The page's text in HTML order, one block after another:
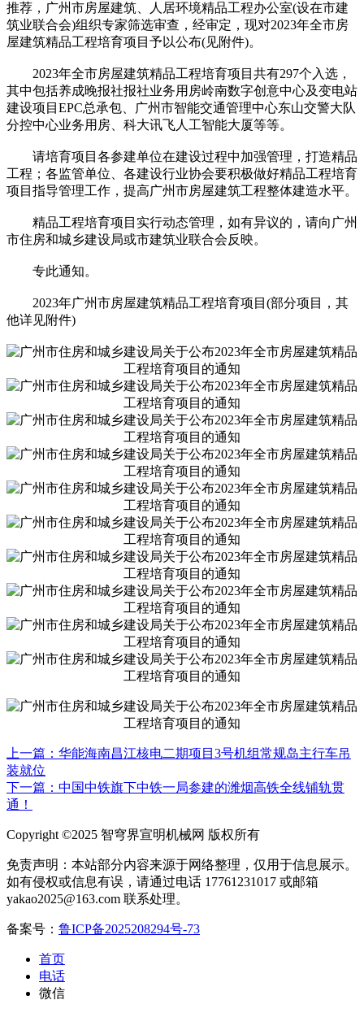
推荐，广州市房屋建筑、人居环境精品工程办公室(设在市建
筑业联合会)组织专家筛选审查，经审定，现对2023年全市房
屋建筑精品工程培育项目予以公布(见附件)。
2023年全市房屋建筑精品工程培育项目共有297个入选，
其中包括养成晚报社报社业务用房岭南数字创意中心及变电站
建设项目EPC总承包、广州市智能交通管理中心东山交警大队
分控中心业务用房、科大讯飞人工智能大厦等等。
请培育项目各参建单位在建设过程中加强管理，打造精品
工程；各监管单位、各建设行业协会要积极做好精品工程培育
项目指导管理工作，提高广州市房屋建筑工程整体建造水平。
精品工程培育项目实行动态管理，如有异议的，请向广州
市住房和城乡建设局或市建筑业联合会反映。
专此通知。
2023年广州市房屋建筑精品工程培育项目(部分项目，其
他详见附件)
上一篇：华能海南昌江核电二期项目3号机组常规岛主行车吊
装就位
下一篇：中国中铁旗下中铁一局参建的潍烟高铁全线铺轨贯
通！
Copyright ©2025 智穹界宣明机械网 版权所有
免责声明：本站部分内容来源于网络整理，仅用于信息展示。
如有侵权或信息有误，请通过电话 17761231017 或邮箱
yakao2025@163.com 联系处理。
备案号： 鲁ICP备2025208294号-73
首页
电话
微信